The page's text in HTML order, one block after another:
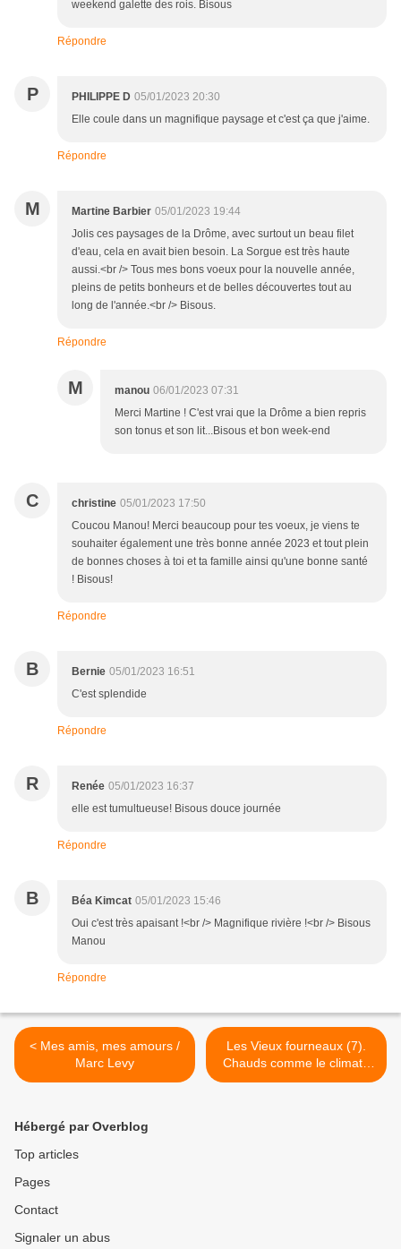
weekend galette des rois. Bisous
Répondre
P PHILIPPE D 05/01/2023 20:30
Elle coule dans un magnifique paysage et c'est ça que j'aime.
Répondre
M Martine Barbier 05/01/2023 19:44
Jolis ces paysages de la Drôme, avec surtout un beau filet
d'eau, cela en avait bien besoin. La Sorgue est très haute
aussi.<br /> Tous mes bons voeux pour la nouvelle année,
pleins de petits bonheurs et de belles découvertes tout au
long de l'année.<br /> Bisous.
Répondre
M manou 06/01/2023 07:31
Merci Martine ! C'est vrai que la Drôme a bien repris
son tonus et son lit...Bisous et bon week-end
C christine 05/01/2023 17:50
Coucou Manou! Merci beaucoup pour tes voeux, je viens te
souhaiter également une très bonne année 2023 et tout plein
de bonnes choses à toi et ta famille ainsi qu'une bonne santé
! Bisous!
Répondre
B Bernie 05/01/2023 16:51
C'est splendide
Répondre
R Renée 05/01/2023 16:37
elle est tumultueuse! Bisous douce journée
Répondre
B Béa Kimcat 05/01/2023 15:46
Oui c'est très apaisant !<br /> Magnifique rivière !<br /> Bisous
Manou
Répondre
< Mes amis, mes amours /
Marc Levy
Les Vieux fourneaux (7).
Chauds comme le climat /
Wilfrid Lupano et Paul
Hébergé par Overblog
Top articles
Pages
Contact
Signaler un abus